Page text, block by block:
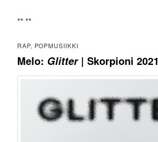
** **
RAP, POPMUSIIKKI
Melo: Glitter| Skorpioni 2021